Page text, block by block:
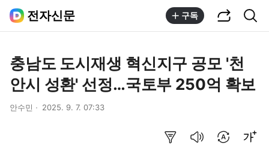
전자신문 구독
충남도 도시재생 혁신지구 공모 '천
안시 성환' 선정…국토부 250억 확보
안수민 2025. 9. 7. 07:33